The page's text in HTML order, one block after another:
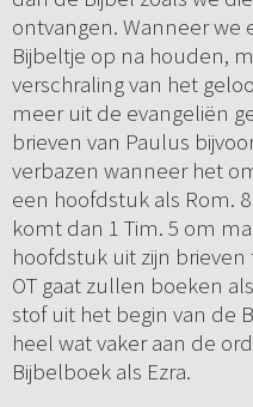
ontvangen. Wanneer we
Bijbeltje op na houden,
verschraling van het
meer uit de evangeliën
brieven van Paulus
verbazen wanneer het
een hoofdstuk als Rom.
komt dan 1 Tim. 5 om
hoofdstuk uit zijn
OT gaat zullen boeken
stof uit het begin van de
heel wat vaker aan de
Bijbelboek als Ezra.